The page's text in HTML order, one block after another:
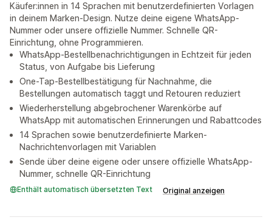
Käufer:innen in 14 Sprachen mit benutzerdefinierten Vorlagen
in deinem Marken-Design. Nutze deine eigene WhatsApp-
Nummer oder unsere offizielle Nummer. Schnelle QR-
Einrichtung, ohne Programmieren.
WhatsApp-Bestellbenachrichtigungen in Echtzeit für jeden
Status, von Aufgabe bis Lieferung
One-Tap-Bestellbestätigung für Nachnahme, die
Bestellungen automatisch taggt und Retouren reduziert
Wiederherstellung abgebrochener Warenkörbe auf
WhatsApp mit automatischen Erinnerungen und Rabattcodes
14 Sprachen sowie benutzerdefinierte Marken-
Nachrichtenvorlagen mit Variablen
Sende über deine eigene oder unsere offizielle WhatsApp-
Nummer, schnelle QR-Einrichtung
Enthält automatisch übersetzten Text Original anzeigen